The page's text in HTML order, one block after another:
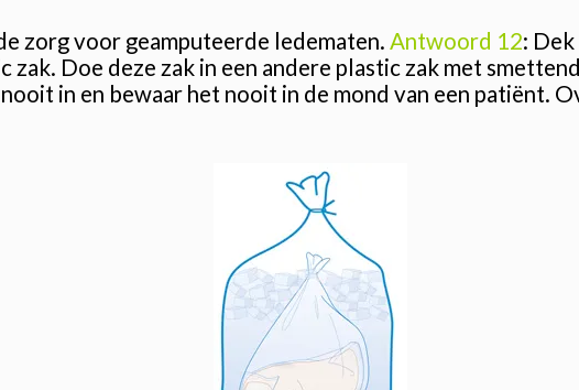
zorg voor geamputeerde ledematen. Antwoord 12:
zak. Doe deze zak in een andere plastic zak met
in en bewaar het nooit in de mond van een patiënt.